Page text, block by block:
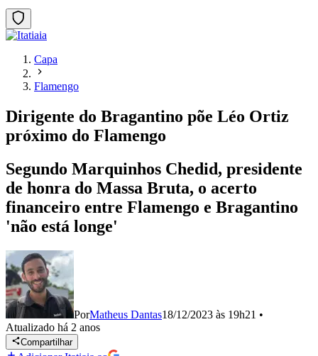
Capa
Flamengo
Dirigente do Bragantino põe Léo Ortiz
próximo do Flamengo
Segundo Marquinhos Chedid, presidente
de honra do Massa Bruta, o acerto
financeiro entre Flamengo e Bragantino
'não está longe'
PorMatheus Dantas18/12/2023 às 19h21 •
Atualizado há 2 anos
Compartilhar